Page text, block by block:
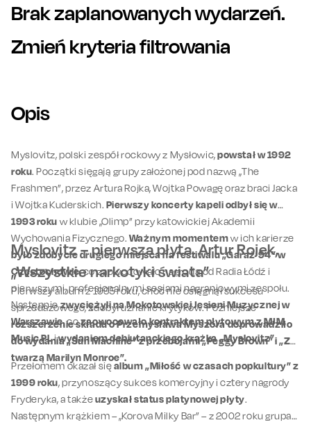
Brak zaplanowanych wydarzeń.
Zmień kryteria filtrowania
Opis
Myslovitz, polski zespół rockowy z Mysłowic,powstał w 1992
roku. Początki sięgają grupy założonej pod nazwą „The
Frashmen”, przez Artura Rojka, Wojtka Powagę oraz braci Jacka
i Wojtka Kuderskich. Pierwszy koncerty kapeli odbył się w
1993 roku w klubie „Olimp” przy katowickiej Akademii
Wychowania Fizycznego.Ważnym momentemw ich karierze
było zdobycie drugiego miejsca na festiwalu „Garaż’94” w
Częstochowie, co zaowocowało nagrodą od Radia Łódź i
pierwszymi, profesjonalnymi sesjami nagraniowymi zespołu.
Następniezwyciężyli na Mokotowskiej Jesieni Muzycznej w
Warszawie, cozaowocowało kontraktem płytowym z MJM
Music PLiwydaniem debiutanckiego krążka „Myslovitz”.
Myslovitz – pierwsza płyta, Artur Rojek,
„Wszystkie narkotyki świata”
Pierwszy album z 1995 roku, choć nie osiągnął sukcesu
sprzedażowego, zdobył uznanie krytyków. Późniejsze
rozszerzenie składu o Przemysława Myszoradoprowadziło
do wydania „Sun Machine” z przebojami „Peggy Brown” i „Z
twarzą Marilyn Monroe”.
Przełomem okazał sięalbum „Miłość w czasach popkultury” z
1999 roku, przynoszący sukces komercyjny i cztery nagrody
Fryderyka, a takżeuzyskał status platynowej płyty.
Następnym krążkiem – „Korova Milky Bar” – z 2002 roku grupa